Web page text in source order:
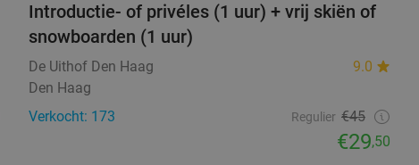
Introductie- of privéles (1 uur) + vrij skiën of
snowboarden (1 uur)
De Uithof Den Haag
9.0
Den Haag
Verkocht: 173
Regulier €45
€29,50